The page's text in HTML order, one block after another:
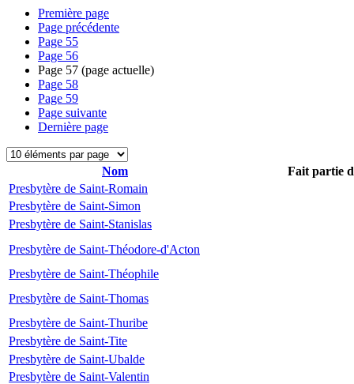
Première page
Page précédente
Page 55
Page 56
Page 57 (page actuelle)
Page 58
Page 59
Page suivante
Dernière page
Nom
Fait partie
Presbytère de Saint-Romain
Presbytère de Saint-Simon
Presbytère de Saint-Stanislas
Presbytère de Saint-Théodore-d'Acton
Presbytère de Saint-Théophile
Presbytère de Saint-Thomas
Presbytère de Saint-Thuribe
Presbytère de Saint-Tite
Presbytère de Saint-Ubalde
Presbytère de Saint-Valentin